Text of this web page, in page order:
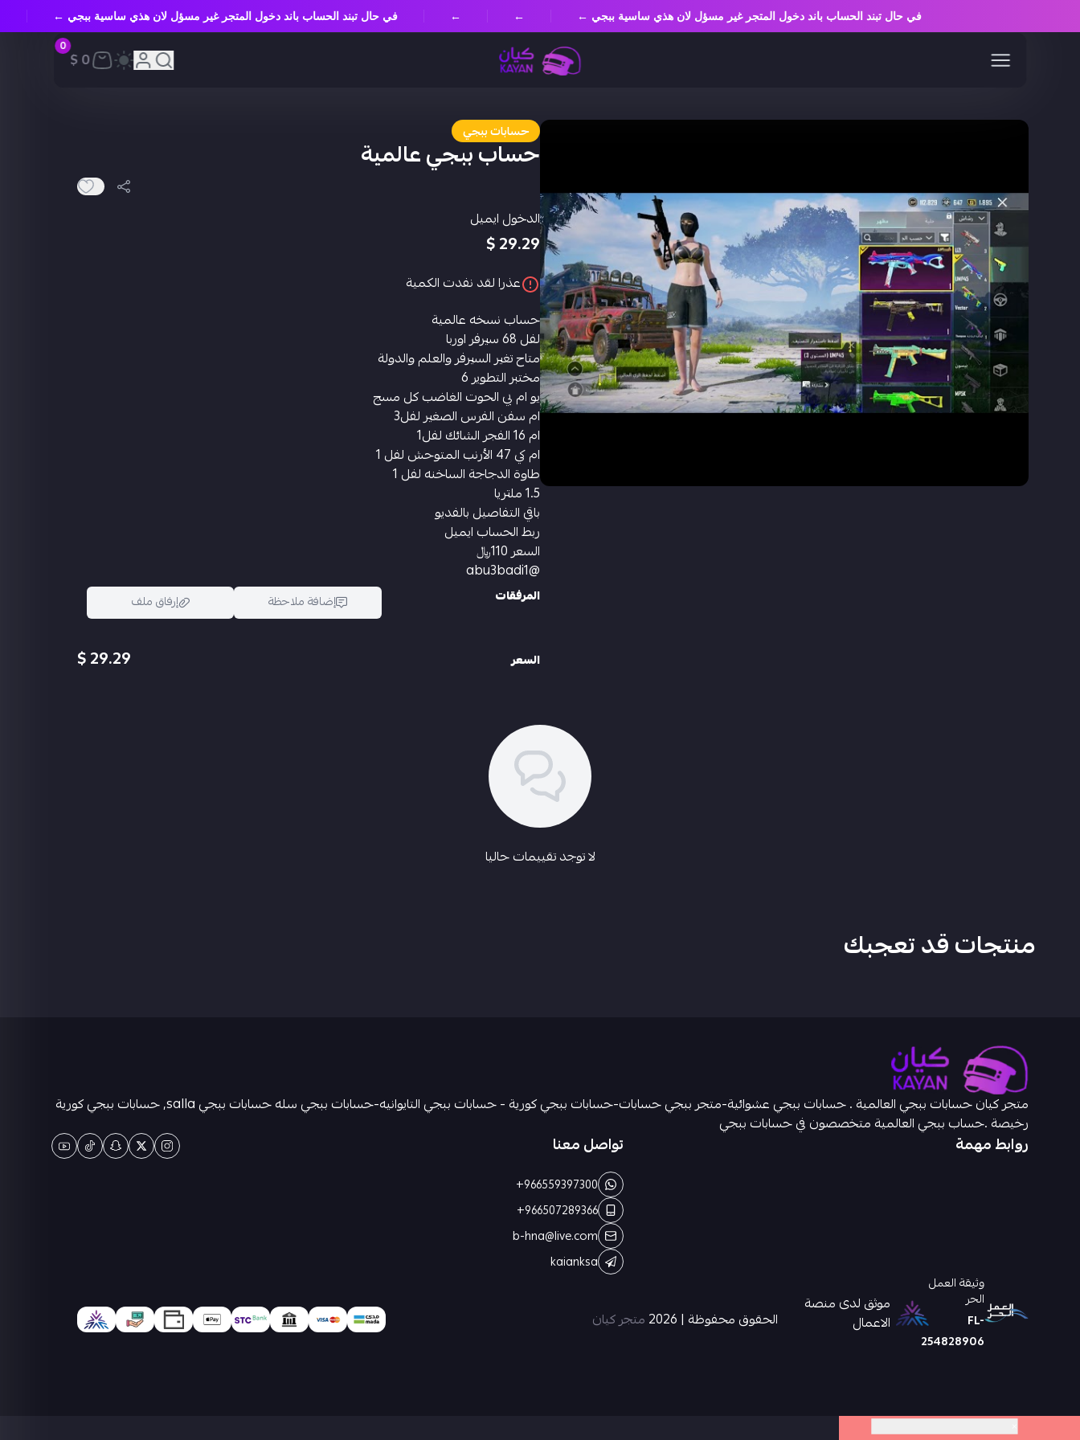
0
0 $
حسابات ببجي
حساب ببجي عالمية
الدخول ايميل
29.29 $
عذرا لقد نفدت الكمية
حساب نسخه عالمية
لفل 68 سيرفر اوربا
متاح تغير السيرفر والعلم والدولة
مختبر التطوير 6
يو ام بي الحوت الغاضب كل مسج
ام سفن الفرس الصغير لفل3
ام 16 الفجر الشائك لفل1
ام كي 47 الأرنب المتوحش لفل 1
طاوة الدجاجة الساخنه لفل 1
1.5 ملتريا
باقي التفاصيل بالفديو
ربط الحساب ايميل
السعر 110﷼
@abu3badi1
المرفقات إضافة ملاحظة إرفاق ملف
السعر 29.29 $
لا توجد تقييمات حاليا
منتجات قد تعجبك
متجر كيان حسابات ببجي العالمية . حسابات ببجي عشوائية-متجر ببجي حسابات-حسابات ببجي كورية - حسابات ببجي التايوانيه-حسابات ببجي سله حسابات ببجي salla, حسابات ببجي كورية
رخيصة .حساب ببجي العالمية متخصصون في حسابات ببجي
روابط مهمة تواصل معنا
+966559397300
+966507289366
b-hna@live.com
kaianksa
وثيقة العمل
الحر
FL-
254828906
موثق لدى منصة
الاعمال
الحقوق محفوظة | 2026 متجر كيان
في حال تبند الحساب باند دخول المتجر غير مسؤل لان هذي ساسية ببجي ← في حال تبند الحساب باند دخول المتجر غير مسؤل لان هذي ساسية ببجي ←